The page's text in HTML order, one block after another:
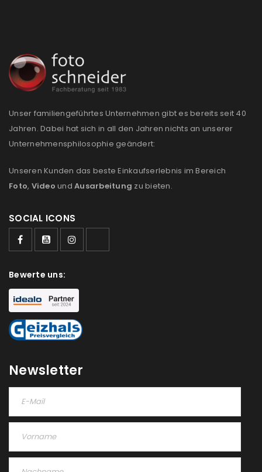
Unser familiengeführtes Unternehmen gibt es bereits seit 40
Jahren. Dabei hat sich in all den Jahren nichts an unserer
Unternehmensphilosophie geändert:
Unseren Kunden das beste Einkaufserlebnis im Bereich
Foto, Video und Ausarbeitung zu bieten.
SOCIAL ICONS
Bewerte uns:
Newsletter